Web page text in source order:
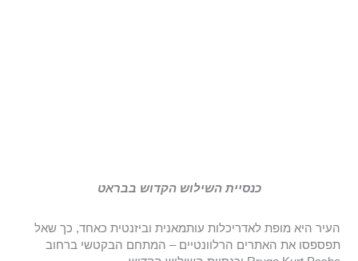
כנסיית השילוש הקדוש בבראט
העיר היא מופת לאדריכלות עותמאנית וביזנטית כאחד, כך שאל
תפספסו את האתרים הרלוונטיים – המתחם הבקטשי ברחוב